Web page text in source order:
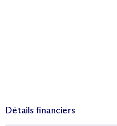
Détails financiers